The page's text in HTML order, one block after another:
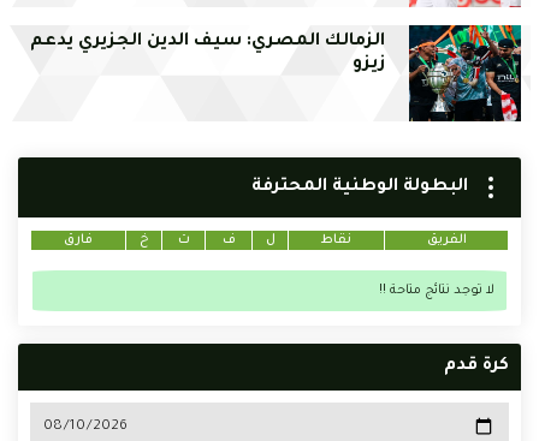
الزمالك المصري: سيف الدين الجزيري يدعم
زيزو
البطولة الوطنية المحترفة
الفريق نقاط ل ف ت خ فارق
لا توجد نتائج متاحة !!
كرة قدم